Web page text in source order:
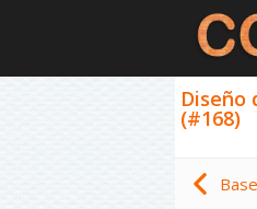
Diseño
(#168)